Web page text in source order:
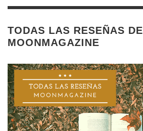
TODAS LAS RESEÑAS DE
MOONMAGAZINE